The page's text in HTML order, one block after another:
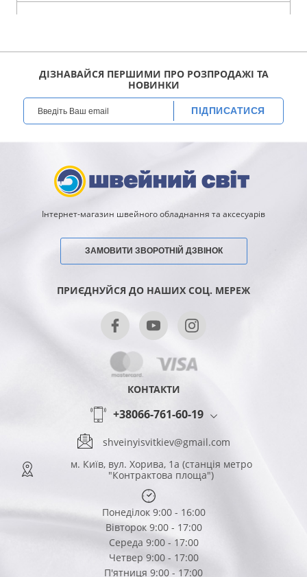
ДІЗНАВАЙСЯ ПЕРШИМИ ПРО РОЗПРОДАЖІ ТА
НОВИНКИ
ПІДПИСАТИСЯ
Інтернет-магазин швейного обладнання та аксесуарів
ЗАМОВИТИ ЗВОРОТНІЙ ДЗВІНОК
ПРИЄДНУЙСЯ ДО НАШИХ СОЦ. МЕРЕЖ
КОНТАКТИ
+38066-761-60-19
shveinyisvitkiev@gmail.com
м. Київ, вул. Хорива, 1а (станція метро
"Контрактова площа")
Понеділок 9:00 - 16:00
Вівторок 9:00 - 17:00
Середа 9:00 - 17:00
Четвер 9:00 - 17:00
П'ятниця 9:00 - 17:00